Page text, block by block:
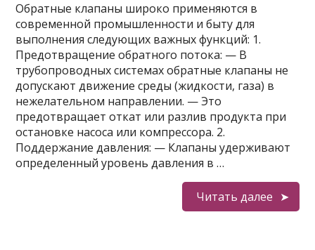
Обратные клапаны широко применяются в
современной промышленности и быту для
выполнения следующих важных функций: 1.
Предотвращение обратного потока: — В
трубопроводных системах обратные клапаны не
допускают движение среды (жидкости, газа) в
нежелательном направлении. — Это
предотвращает откат или разлив продукта при
остановке насоса или компрессора. 2.
Поддержание давления: — Клапаны удерживают
определенный уровень давления в …
Читать далее